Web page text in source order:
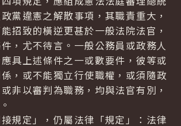
黨違憲之解散事項，其職責重大，
招致的橫逆更甚於一般法院法官，
，尤不待言。一般公務員或政務人
具上述條件之一或數要件，彼等或
，或不能獨立行使職權，或須隨政
非以審判為職務，均與法官有別，
規定」，仍屬法律「規定」：法律